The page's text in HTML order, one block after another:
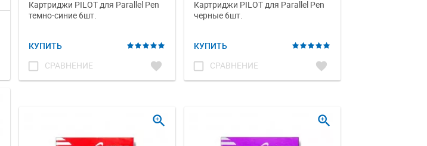
Картриджи PILOT для Parallel Pen
темно-синие 6шт.
КУПИТЬ
check_box_outline_blank СРАВНЕНИЕ favorite
Картриджи PILOT для Parallel Pen
черные 6шт.
КУПИТЬ
check_box_outline_blank СРАВНЕНИЕ favorite
zoom_in zoom_in